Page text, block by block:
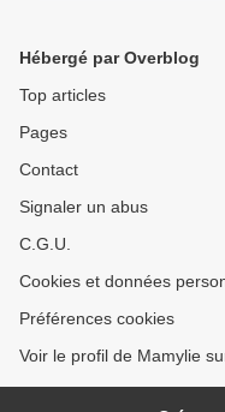
Hébergé par Overblog
Top articles
Pages
Contact
Signaler un abus
C.G.U.
Cookies et données
Préférences cookies
Voir le profil de Mamylie